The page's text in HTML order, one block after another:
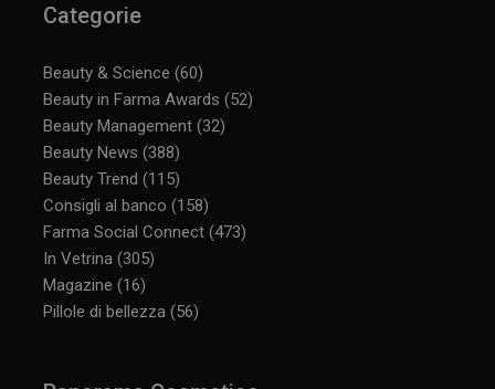
Categorie
Beauty & Science (60)
Beauty in Farma Awards (52)
Beauty Management (32)
Beauty News (388)
Beauty Trend (115)
Consigli al banco (158)
Farma Social Connect (473)
In Vetrina (305)
Magazine (16)
Pillole di bellezza (56)